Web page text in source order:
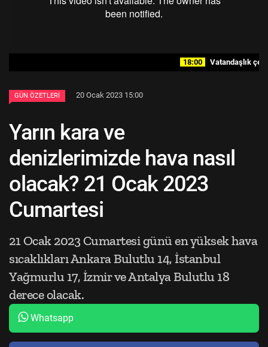
18:00 Vatandaşlık
GÜN ÖZETLERI 20 Ocak 2023 15:00
Yarın kara ve
denizlerimizde hava nasıl
olacak? 21 Ocak 2023
Cumartesi
21 Ocak 2023 Cumartesi günü en yüksek hava
sıcaklıkları Ankara Bulutlu 14, İstanbul
Yağmurlu 17, İzmir ve Antalya Bulutlu 18
derece olacak.
Whatsapp